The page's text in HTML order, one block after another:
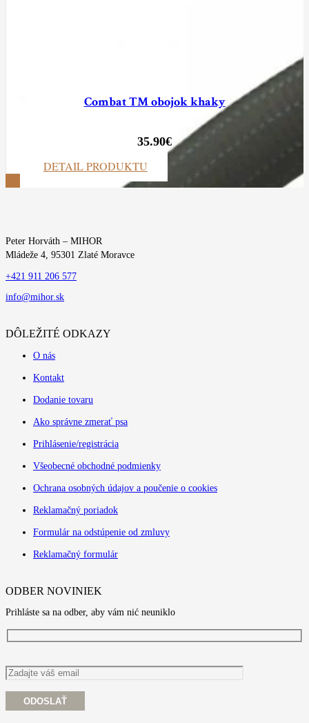
Combat TM obojok khaky
35.90€
DETAIL PRODUKTU
Peter Horváth – MIHOR
Mládeže 4, 95301 Zlaté Moravce
+421 911 206 577
info@mihor.sk
DÔLEŽITÉ ODKAZY
O nás
Kontakt
Dodanie tovaru
Ako správne zmerať psa
Prihlásenie/registrácia
Všeobecné obchodné podmienky
Ochrana osobných údajov a poučenie o cookies
Reklamačný poriadok
Formulár na odstúpenie od zmluvy
Reklamačný formulár
ODBER NOVINIEK
Prihláste sa na odber, aby vám nić neuniklo